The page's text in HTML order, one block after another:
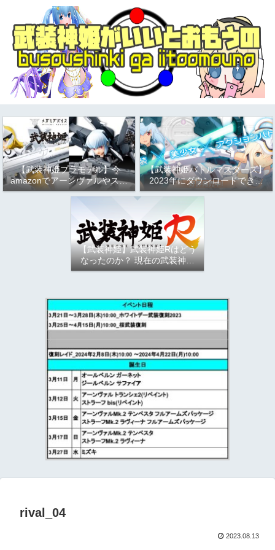
【武装神姫プラモデル】今
amazonでアーンヴァルやスト
ラーフがお得という話
【武装神姫バトルマスターズ】
2023年にダウンロードできる
か問題について
【武装神姫】武装神姫Rはどう
なったのか？ 現在の武装神姫
アーケード（バトコン）につい
rival_04
2023.08.13